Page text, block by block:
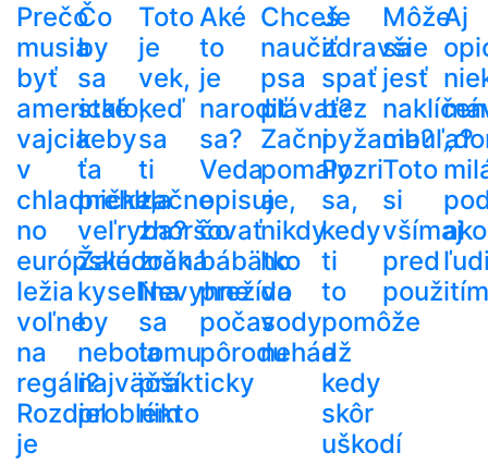
Prečo
musia
byť
americké
vajcia
v
chladničke,
no
európske
ležia
voľne
na
regáli?
Rozdiel
je
Čo
by
sa
stalo,
keby
ťa
prehltla
veľryba?
Žalúdočná
kyselina
by
nebola
najväčší
problém
Toto
je
vek,
keď
sa
ti
začne
zhoršovať
zrak.
Nevyhne
sa
tomu
prakticky
nikto
Aké
to
je
narodiť
sa?
Veda
opisuje,
čo
bábätko
prežíva
počas
pôrodu
Chceš
naučiť
psa
plávať?
Začni
pomaly
a
nikdy
ho
do
vody
nehádž
Je
zdravšie
spať
bez
pyžama?
Pozri
sa,
kedy
ti
to
pomôže
a
kedy
skôr
uškodí
Môže
sa
jesť
cibuľa?
Toto
si
všímaj
pred
použitím
Aj
ako